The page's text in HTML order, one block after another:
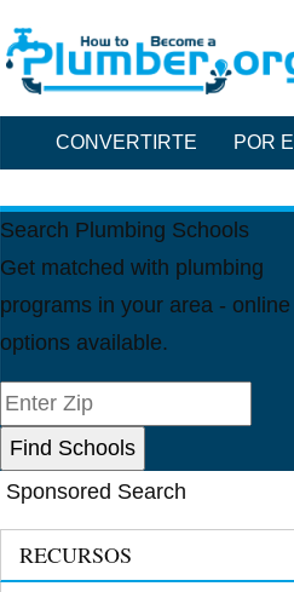
CONVERTIRTE POR
Search Plumbing Schools
Get matched with plumbing
programs in your area - online
options available.
Sponsored Search
RECURSOS